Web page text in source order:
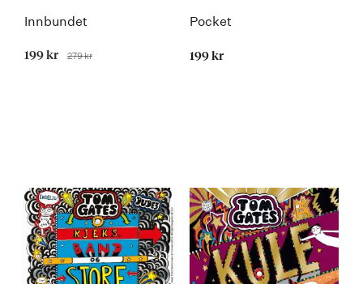
Innbundet
Tilbudspris
199 kr Før
279 kr
Pocket
199 kr